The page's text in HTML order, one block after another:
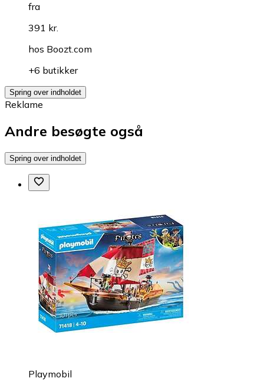
fra
391 kr.
hos Boozt.com
+6 butikker
Spring over indholdet
Reklame
Andre besøgte også
Spring over indholdet
Playmobil